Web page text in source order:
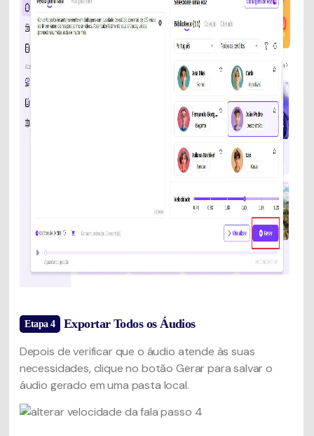
Etapa 4 Exportar Todos os Áudios
Depois de verificar que o áudio atende às suas
necessidades, clique no botão Gerar para salvar o
áudio gerado em uma pasta local.